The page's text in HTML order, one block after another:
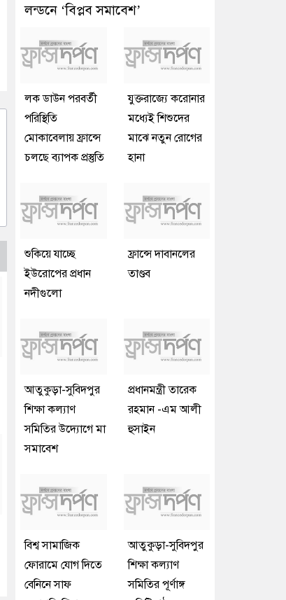
লন্ডনে ‘বিপ্লব সমাবেশ’
লক ডাউন পরবর্তী
পরিস্থিতি
মোকাবেলায় ফ্রান্সে
চলছে ব্যাপক প্রস্তুতি
যুক্তরাজ্যে করোনার
মধ্যেই শিশুদের
মাঝে নতুন রোগের
হানা
শুকিয়ে যাচ্ছে
ইউরোপের প্রধান
নদীগুলো
ফ্রান্সে দাবানলের
তাণ্ডব
আতুকুড়া-সুবিদপুর
শিক্ষা কল্যাণ
সমিতির উদ্যোগে মা
সমাবেশ
প্রধানমন্ত্রী তারেক
রহমান -এম আলী
হুসাইন
বিশ্ব সামাজিক
ফোরামে যোগ দিতে
বেনিনে সাফ
আতুকুড়া-সুবিদপুর
শিক্ষা কল্যাণ
সমিতির পূর্ণাঙ্গ